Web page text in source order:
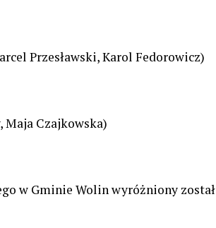
Przesławski, Karol Fedorowicz)
Maja Czajkowska)
w Gminie Wolin wyróżniony został